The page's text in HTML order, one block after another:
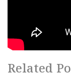
Related